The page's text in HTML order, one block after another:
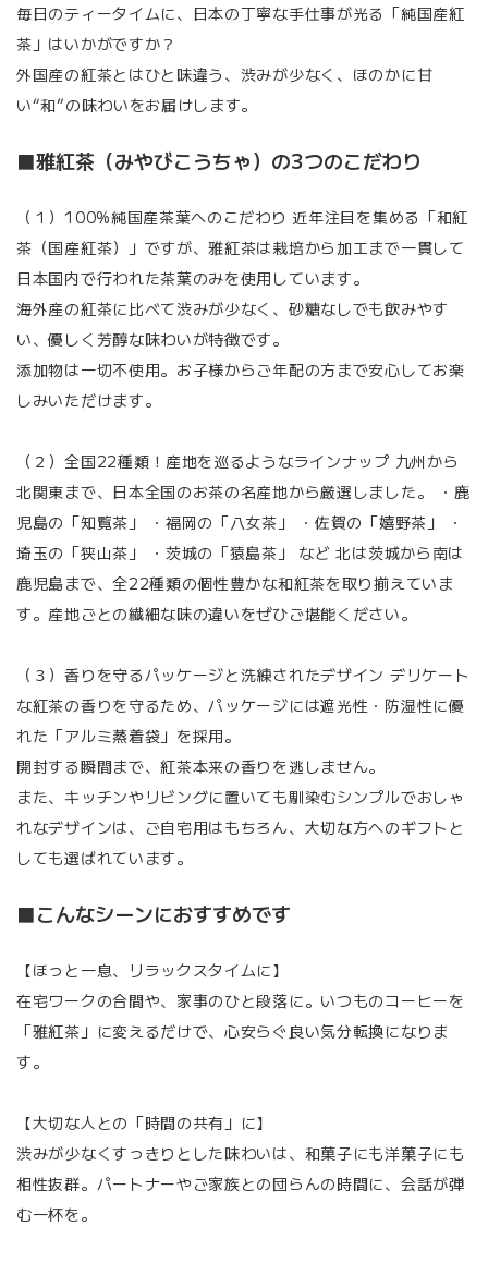
毎日のティータイムに、日本の丁寧な手仕事が光る「純国産紅
茶」はいかがですか？
外国産の紅茶とはひと味違う、渋みが少なく、ほのかに甘
い“和”の味わいをお届けします。
■雅紅茶（みやびこうちゃ）の3つのこだわり
（１）100%純国産茶葉へのこだわり 近年注目を集める「和紅
茶（国産紅茶）」ですが、雅紅茶は栽培から加工まで一貫して
日本国内で行われた茶葉のみを使用しています。
海外産の紅茶に比べて渋みが少なく、砂糖なしでも飲みやす
い、優しく芳醇な味わいが特徴です。
添加物は一切不使用。お子様からご年配の方まで安心してお楽
しみいただけます。
（２）全国22種類！産地を巡るようなラインナップ 九州から
北関東まで、日本全国のお茶の名産地から厳選しました。 ・鹿
児島の「知覧茶」 ・福岡の「八女茶」 ・佐賀の「嬉野茶」 ・
埼玉の「狭山茶」 ・茨城の「猿島茶」 など 北は茨城から南は
鹿児島まで、全22種類の個性豊かな和紅茶を取り揃えていま
す。産地ごとの繊細な味の違いをぜひご堪能ください。
（３）香りを守るパッケージと洗練されたデザイン デリケート
な紅茶の香りを守るため、パッケージには遮光性・防湿性に優
れた「アルミ蒸着袋」を採用。
開封する瞬間まで、紅茶本来の香りを逃しません。
また、キッチンやリビングに置いても馴染むシンプルでおしゃ
れなデザインは、ご自宅用はもちろん、大切な方へのギフトと
しても選ばれています。
■こんなシーンにおすすめです
【ほっと一息、リラックスタイムに】
在宅ワークの合間や、家事のひと段落に。いつものコーヒーを
「雅紅茶」に変えるだけで、心安らぐ良い気分転換になりま
す。
【大切な人との「時間の共有」に】
渋みが少なくすっきりとした味わいは、和菓子にも洋菓子にも
相性抜群。パートナーやご家族との団らんの時間に、会話が弾
む一杯を。